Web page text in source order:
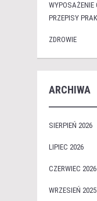
WYPOSAŻENIE
PRZEPISY
ZDROWIE
ARCHIWA
SIERPIEŃ 2026
LIPIEC 2026
CZERWIEC 2026
WRZESIEŃ 2025